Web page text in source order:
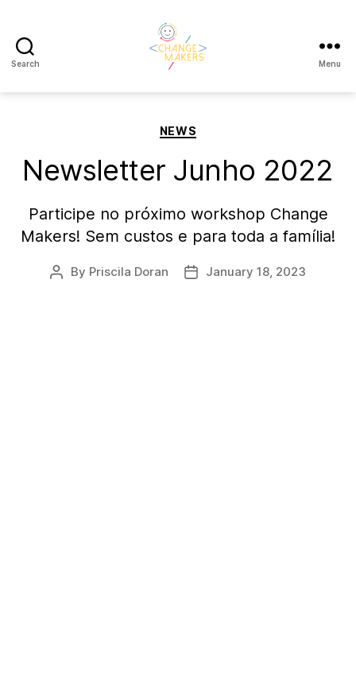
Search
Makers
Menu
Categories
NEWS
Newsletter Junho 2022
Participe no próximo workshop Change
Makers! Sem custos e para toda a família!
Post
By Priscila Doran
PostJanuary 18, 2023